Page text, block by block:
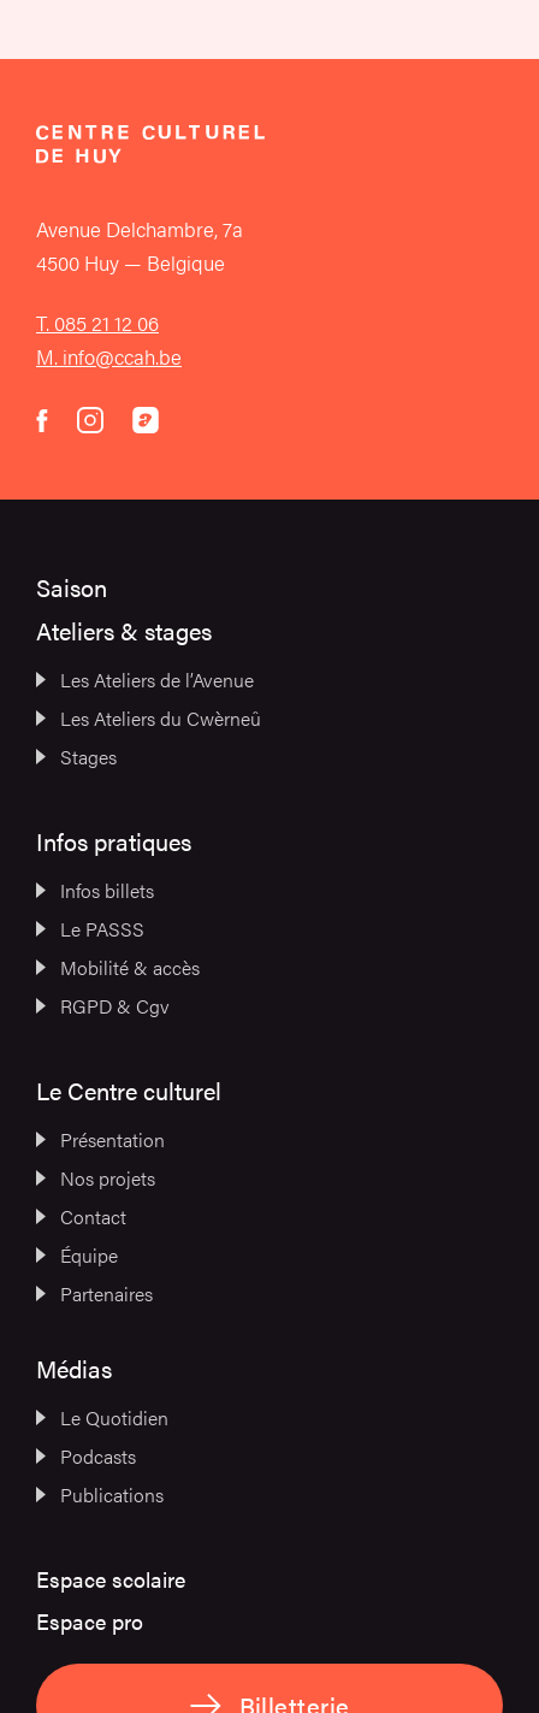
Avenue Delchambre, 7a
4500 Huy — Belgique
T. 085 21 12 06
M. info@ccah.be
facebook
instagram
acast
Saison
Ateliers & stages
Les Ateliers de l’Avenue
Les Ateliers du Cwèrneû
Stages
Infos pratiques
Infos billets
Le PASSS
Mobilité & accès
RGPD & Cgv
Le Centre culturel
Présentation
Nos projets
Contact
Équipe
Partenaires
Médias
Le Quotidien
Podcasts
Publications
Espace scolaire
Espace pro
Billetterie